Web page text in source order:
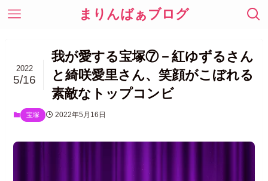
まりんばぁブログ
我が愛する宝塚⑦－紅ゆずるさん
と綺咲愛里さん、笑顔がこぼれる
素敵なトップコンビ
2022
5/16
宝塚 2022年5月16日